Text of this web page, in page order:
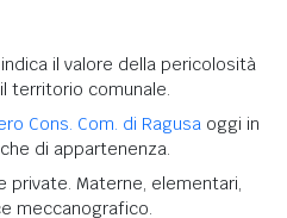
indica il valore della pericolosità
territorio comunale.
Cons. Com. di Ragusa oggi in
di appartenenza.
private. Materne, elementari,
meccanografico.